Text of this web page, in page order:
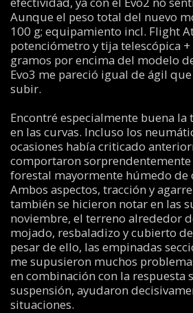
Aunque el peso total del nuevo
100 g; equipamiento incl. Flight
potenciómetro y tija telescópica +
gramos por encima del modelo
Evo3 me pareció igual de ágil
subir.
Encontré especialmente buena
en las curvas. Incluso los
ocasiones había criticado
comportaron
forestal mayormente húmedo de
Ambos aspectos, tracción y
también se hicieron notar en las
noviembre, el terreno alrededor
mojado, resbaladizo y cubierto
pesar de ello, las empinadas
me supusieron muchos
en combinación con la respuesta
suspensión, ayudaron
situaciones.